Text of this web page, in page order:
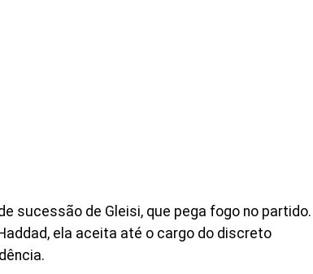
sucessão de Gleisi, que pega fogo no partido.
ela aceita até o cargo do discreto